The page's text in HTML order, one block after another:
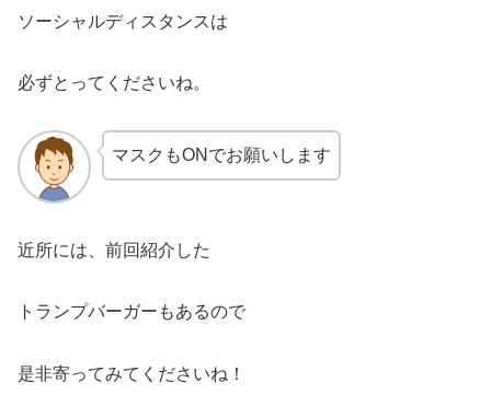
ソーシャルディスタンスは
必ずとってくださいね。
マスクもONでお願いします
近所には、前回紹介した
トランプバーガーもあるので
是非寄ってみてくださいね！